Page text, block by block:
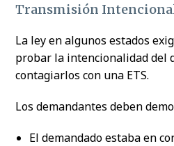
Transmisión
La ley en algunos estados
probar la intencionalidad del
contagiarlos con una ETS.
Los demandantes deben
El demandado estaba en